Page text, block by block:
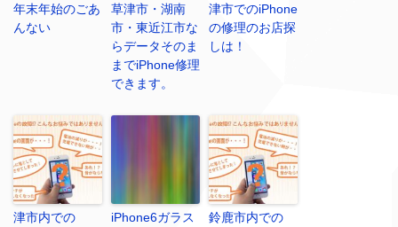
年末年始のごあ
んない
草津市・湖南
市・東近江市な
らデータそのま
までiPhone修理
できます。
津市でのiPhone
の修理のお店探
しは！
津市内での
iPhone6ガラス
鈴鹿市内での